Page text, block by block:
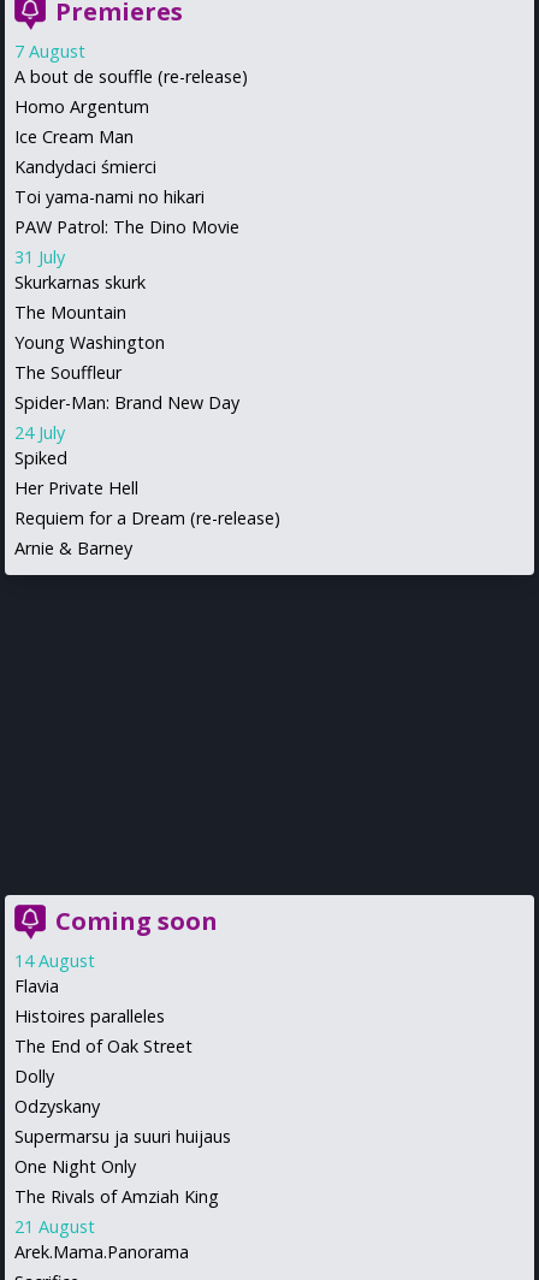
Premieres
7 August
A bout de souffle (re-release)
Homo Argentum
Ice Cream Man
Kandydaci śmierci
Toi yama-nami no hikari
PAW Patrol: The Dino Movie
31 July
Skurkarnas skurk
The Mountain
Young Washington
The Souffleur
Spider-Man: Brand New Day
24 July
Spiked
Her Private Hell
Requiem for a Dream (re-release)
Arnie & Barney
Coming soon
14 August
Flavia
Histoires paralleles
The End of Oak Street
Dolly
Odzyskany
Supermarsu ja suuri huijaus
One Night Only
The Rivals of Amziah King
21 August
Arek.Mama.Panorama